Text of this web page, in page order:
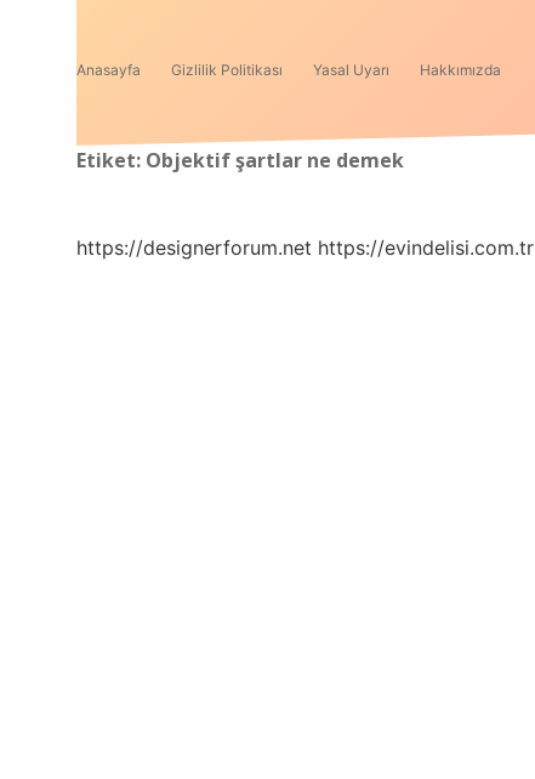
Anasayfa Gizlilik Politikası Yasal Uyarı Hakkımızda
Etiket: Objektif şartlar ne demek
https://designerforum.net https://evindelisi.com.tr